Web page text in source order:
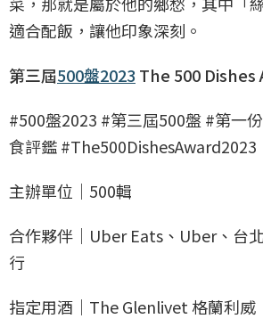
適合配飯，讓他印象深刻。
第三屆500盤2023 The 500 Dishes
#500盤2023 #第三屆500盤 #第一
食評鑑 #The500DishesAward2023
主辦單位｜500輯
合作夥伴｜Uber Eats、Uber、台
行
指定用酒｜The Glenlivet 格蘭利威